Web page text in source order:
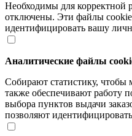
Необходимы для корректной
отключены. Эти файлы
идентифицировать вашу
Аналитические файлы
Собирают статистику, чтобы
также обеспечивают работу
выбора пунктов выдачи
позволяют